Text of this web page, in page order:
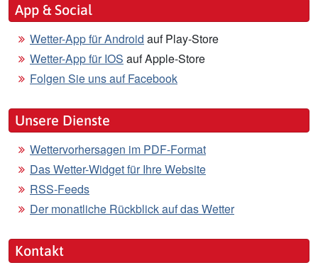
App & Social
Wetter-App für Android auf Play-Store
Wetter-App für IOS auf Apple-Store
Folgen Sie uns auf Facebook
Unsere Dienste
Wettervorhersagen im PDF-Format
Das Wetter-Widget für Ihre Website
RSS-Feeds
Der monatliche Rückblick auf das Wetter
Kontakt